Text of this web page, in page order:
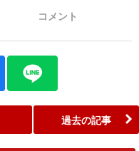
コメント
過去の記事